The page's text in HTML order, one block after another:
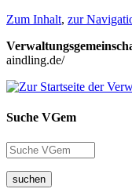
Zum Inhalt, zur
aindling.de/
Suche VGem
suchen